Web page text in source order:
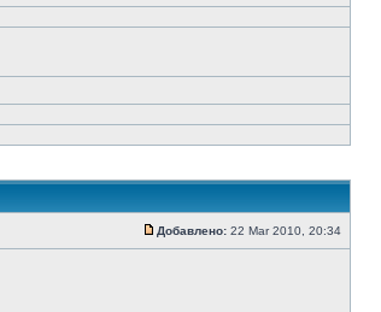
Добавлено: 22 Mar 2010, 20:34